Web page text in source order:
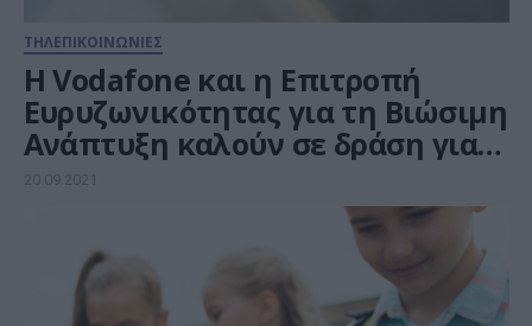
ΤΗΛΕΠΙΚΟΙΝΩΝΙΕΣ
Η Vodafone και η Επιτροπή
Ευρυζωνικότητας για τη Βιώσιμη
Ανάπτυξη καλούν σε δράση για
τη διασύνδεση 3,4 δισ.
ανθρώπων με smartphone έως
20.09.2021